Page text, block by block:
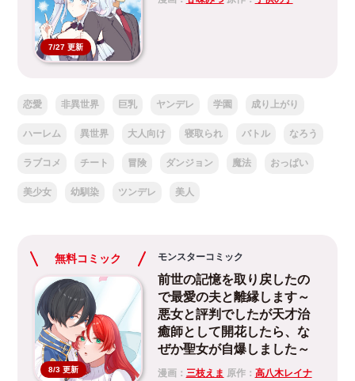
7/27 更新
恋愛 非異世界 巨乳 ヤンデレ 学園 成り上がり
ハーレム 異世界 大人向け 寝取られ バトル なろう
ラブコメ チート 冒険 ダンジョン 魔法 おっぱい
美少女 幼馴染 ツンデレ 美人
無料コミック
8/3 更新
モンスターコミック
前世の記憶を取り戻したの
で最愛の夫と離縁します～
悪女と評判でしたが天才治
癒師として開花したら、な
ぜか聖女が自爆しました～
漫画： 三枝えま 原作： 高八木レイナ